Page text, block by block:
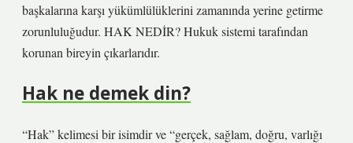
başkalarına karşı yükümlülüklerini zamanında yerine getirme
zorunluluğudur. HAK NEDİR? Hukuk sistemi tarafından
korunan bireyin çıkarlarıdır.
Hak ne demek din?
“Hak” kelimesi bir isimdir ve “gerçek, sağlam, doğru, varlığı